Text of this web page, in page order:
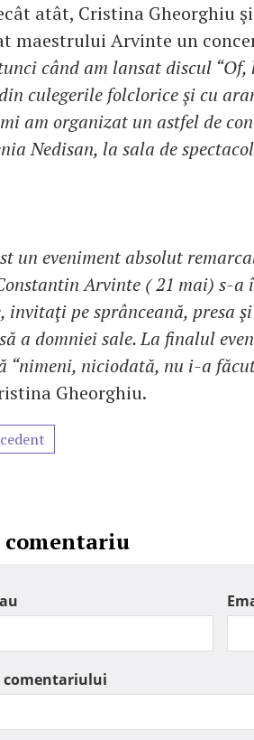
atât, Cristina Gheorghiu
maestrului Arvinte un
când am lansat discul
culegerile folclorice şi cu
am organizat un astfel de
Nedisan, la sala de
un eveniment absolut
Arvinte ( 21 mai) s-
invitaţi pe sprânceană, presa
a domniei sale. La finalul
“nimeni, niciodată, nu i-a
Gheorghiu.
comentariu
comentariului